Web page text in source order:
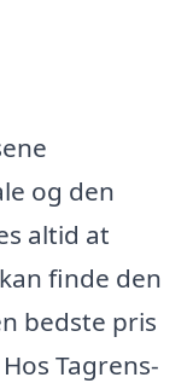
og den
altid at
finde den
bedste pris
Tagrens-